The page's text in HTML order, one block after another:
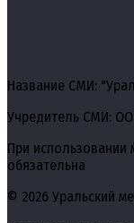
Название СМИ:
Учредитель СМИ:
При использовании
обязательна
© 2026 Уральский